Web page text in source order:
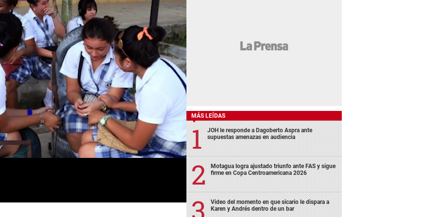
MÁS LEÍDAS
JOH le responde a Dagoberto Aspra ante
supuestas amenazas en audiencia
Motagua logra ajustado triunfo ante FAS y sigue
firme en Copa Centroamericana 2026
Video del momento en que sicario le dispara a
Karen y Andrés dentro de un bar